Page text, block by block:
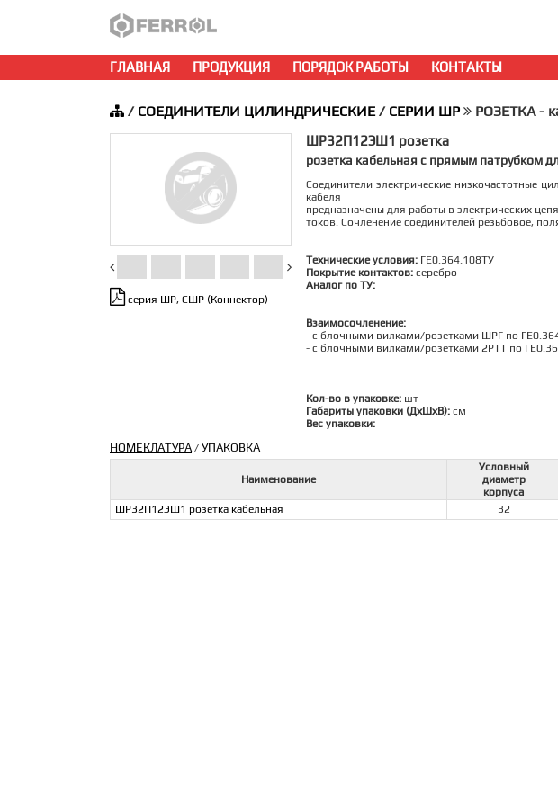
ГЛАВНАЯ ПРОДУКЦИЯ ПОРЯДОК РАБОТЫ КОНТАКТЫ
/ СОЕДИНИТЕЛИ ЦИЛИНДРИЧЕСКИЕ/ СЕРИИ ШР РОЗЕТКА -
серия ШР, СШР (Коннектор)
ШР32П12ЭШ1 розетка
розетка кабельная с прямым патрубком
Соединители электрические низкочастотные
кабеля
предназначены для работы в электрических
токов. Сочленение соединителей резьбовое,
Технические условия: ГЕ0.364.108ТУ
Покрытие контактов: серебро
Аналог по ТУ:
Взаимосочленение:
- c блочными вилками/розетками ШРГ по
- c блочными вилками/розетками 2РТТ по
Кол-во в упаковке: шт
Габариты упаковки (ДхШхВ): см
Вес упаковки:
НОМЕКЛАТУРА/ УПАКОВКА
Наименование
Условный
диаметр
корпуса
ШР32П12ЭШ1 розетка кабельная
32